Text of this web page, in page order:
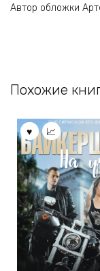
Автор обложки
Похожие